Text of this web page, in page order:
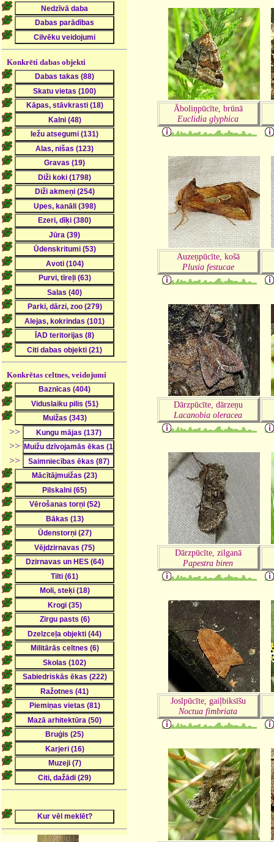
Konkrēti dabas objekti
Konkrētas celtnes, veidojumi
>>
>>
>>
Āboliņpūcīte, brūnā
Euclidia glyphica
Auzeņpūcīte, košā
Plusia festucae
Dārzpūcīte, dārzeņu
Lacanobia oleracea
Dārzpūcīte, zilganā
Papestra biren
Joslpūcīte, gaiļbiksīšu
Noctua fimbriata